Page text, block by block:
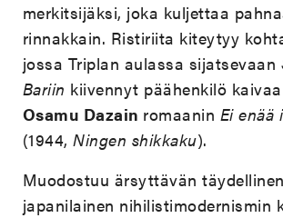
merkitsijäksi, joka kuljettaa
rinnakkain. Ristiriita kiteytyy
jossa Triplan aulassa sijatsevaan
Bariin kiivennyt päähenkilö
Osamu Dazain romaanin Ei enää
(1944,Ningen shikkaku).
Muodostuu ärsyttävän
japanilainen nihilistimodernismin